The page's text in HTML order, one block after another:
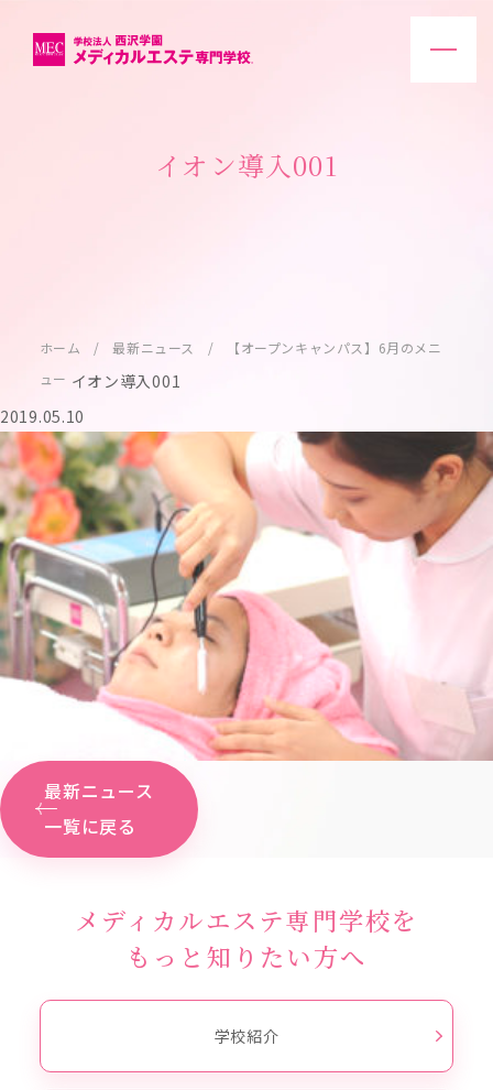
イオン導入001
ホーム 最新ニュース
【オープンキャンパス】6月のメニ
ュー イオン導入001
2019.05.10
最新ニュース
一覧に戻る
メディカルエステ専門学校を
もっと知りたい方へ
学校紹介